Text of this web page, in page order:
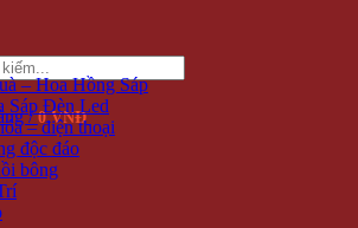
/0 VNĐ
– Hoa Hồng Sáp
Sáp Đèn Led
– điện thoại
độc đáo
bông